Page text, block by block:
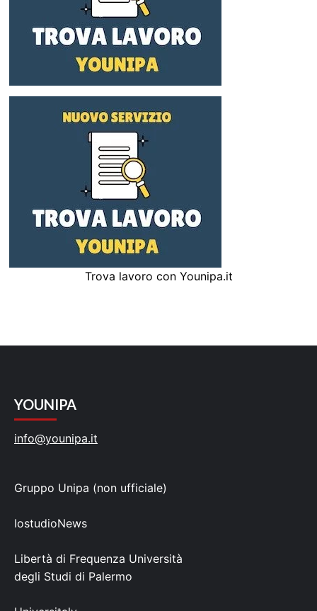
Trova lavoro con Younipa.it
YOUNIPA
info@younipa.it
Gruppo Unipa (non ufficiale)
IostudioNews
Libertà di Frequenza Università
degli Studi di Palermo